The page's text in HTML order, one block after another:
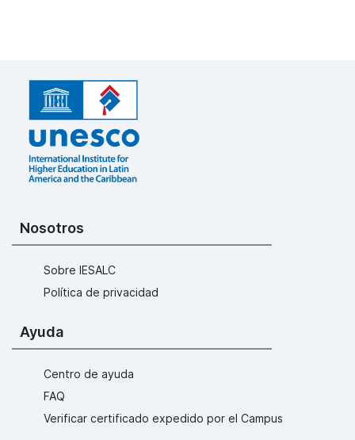
Nosotros
Sobre IESALC
Política de privacidad
Ayuda
Centro de ayuda
FAQ
Verificar certificado expedido por el Campus